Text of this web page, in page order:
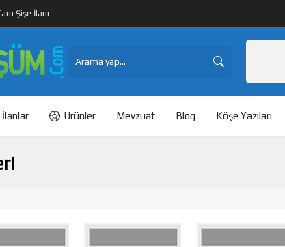
Dönüşüm Granül ve Flake Satışı
İlanlar Ürünler Mevzuat Blog Köşe Yazıları